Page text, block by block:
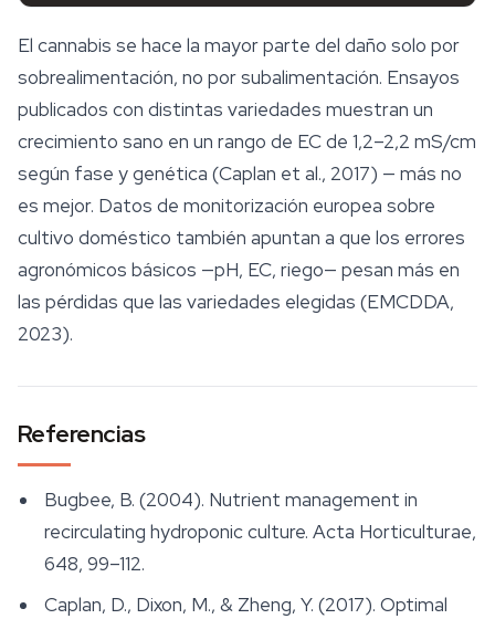
El cannabis se hace la mayor parte del daño solo por
sobrealimentación, no por subalimentación. Ensayos
publicados con distintas variedades muestran un
crecimiento sano en un rango de EC de 1,2–2,2 mS/cm
según fase y genética (Caplan et al., 2017) — más no
es mejor. Datos de monitorización europea sobre
cultivo doméstico también apuntan a que los errores
agronómicos básicos —pH, EC, riego— pesan más en
las pérdidas que las variedades elegidas (EMCDDA,
2023).
Referencias
Bugbee, B. (2004). Nutrient management in
recirculating hydroponic culture. Acta Horticulturae,
648, 99–112.
Caplan, D., Dixon, M., & Zheng, Y. (2017). Optimal